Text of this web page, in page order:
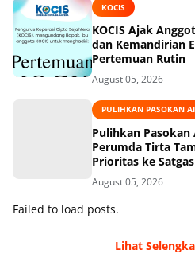
KOCIS
KOCIS Ajak
dan Kemandirian
Pertemuan Rutin
August 05, 2026
PULIHKAN PASOKAN
Pulihkan Pasokan
Perumda Tirta
Prioritas ke Satgas
August 05, 2026
Failed to load posts.
Lihat